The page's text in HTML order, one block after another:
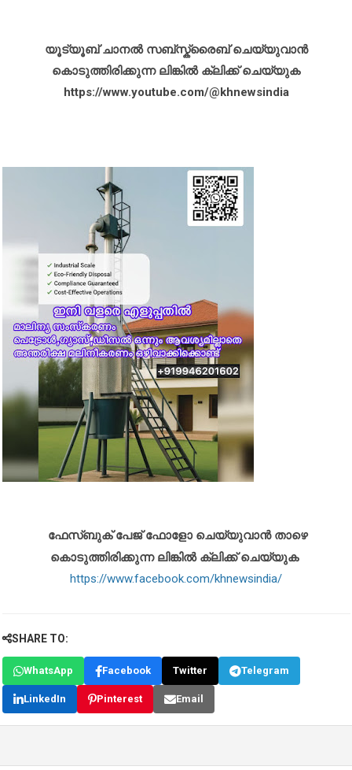
യൂട്യൂബ് ചാനൽ സബ്സ്ക്രൈബ് ചെയ്യുവാൻ
കൊടുത്തിരിക്കുന്ന ലിങ്കിൽ ക്ലിക്ക് ചെയ്യുക
https://www.youtube.com/@khnewsindia
ഫേസ്ബുക് പേജ് ഫോളോ ചെയ്യുവാൻ താഴെ
കൊടുത്തിരിക്കുന്ന ലിങ്കിൽ ക്ലിക്ക് ചെയ്യുക
https://www.facebook.com/khnewsindia/
SHARE TO:
WhatsApp Facebook Twitter Telegram
LinkedIn Pinterest Email